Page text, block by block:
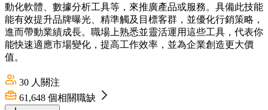
動化軟體、數據分析工具等，來推廣產品或服務。具備此技能
能有效提升品牌曝光、精準觸及目標客群，並優化行銷策略，
進而帶動業績成長。職場上熟悉並靈活運用這些工具，代表你
能快速適應市場變化，提高工作效率，並為企業創造更大價
值。
30 人關注
61,648 個相關職缺